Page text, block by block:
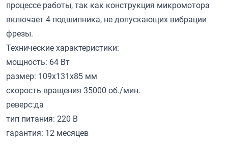
процессе работы, так как конструкция микромотора
включает 4 подшипника, не допускающих вибрации
фрезы.
Технические характеристики:
мощность: 64 Вт
размер: 109x131x85 мм
скорость вращения 35000 об./мин.
реверс:да
тип питания: 220 В
гарантия: 12 месяцев